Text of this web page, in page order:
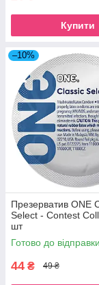
Купити
–10%
Презерватив ONE
Select - Contest
шт
Готово до відправки
44 ₴ 49 ₴